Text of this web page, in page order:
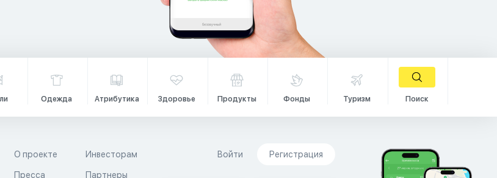
Одежда Атрибутика Здоровье Продукты Фонды Туризм Поиск
О проекте
Пресса
Инвесторам
Партнеры
Войти Регистрация